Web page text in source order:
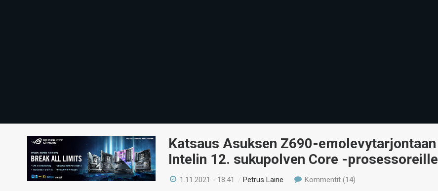
Katsaus Asuksen Z690-emolevytarjontaan
Intelin 12. sukupolven Core -prosessoreille
1.11.2021 - 18:41 /Petrus Laine Kommentit (14)